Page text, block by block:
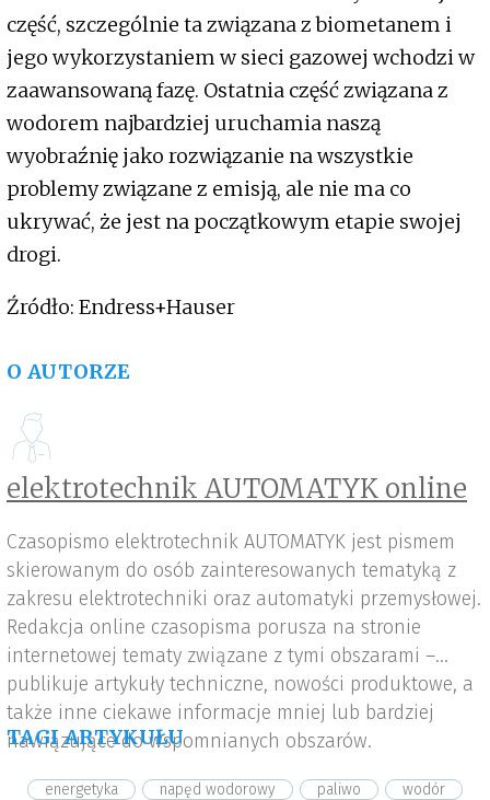
część, szczególnie ta związana z biometanem i
jego wykorzystaniem w sieci gazowej wchodzi w
zaawansowaną fazę. Ostatnia część związana z
wodorem najbardziej uruchamia naszą
wyobraźnię jako rozwiązanie na wszystkie
problemy związane z emisją, ale nie ma co
ukrywać, że jest na początkowym etapie swojej
drogi.
Źródło: Endress+Hauser
O AUTORZE
elektrotechnik AUTOMATYK online
Czasopismo elektrotechnik AUTOMATYK jest pismem
skierowanym do osób zainteresowanych tematyką z
zakresu elektrotechniki oraz automatyki przemysłowej.
Redakcja online czasopisma porusza na stronie
internetowej tematy związane z tymi obszarami –
publikuje artykuły techniczne, nowości produktowe, a
także inne ciekawe informacje mniej lub bardziej
nawiązujące do wspomnianych obszarów.
TAGI ARTYKUŁU
energetyka napęd wodorowy paliwo
wodór